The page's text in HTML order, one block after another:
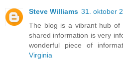
Steve Williams 31. oktober
The blog is a vibrant hub of
shared information is very
wonderful piece of
Virginia